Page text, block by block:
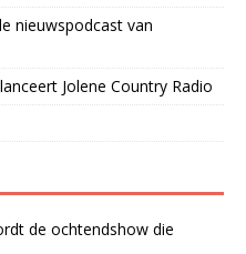
nieuwspodcast van
Jolene Country Radio
de ochtendshow die